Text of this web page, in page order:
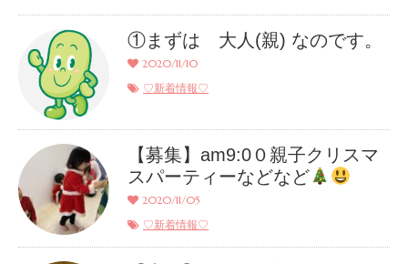
①まずは 大人(親) なのです。
2020/11/10
♡新着情報♡
【募集】am9:0０親子クリスマ
スパーティーなどなど
2020/11/05
♡新着情報♡